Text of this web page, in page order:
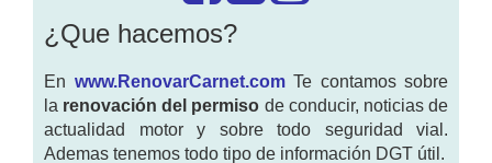
¿Que hacemos?
En www.RenovarCarnet.comTe contamos sobre
la renovación del permiso de conducir, noticias de
actualidad motor y sobre todo seguridad vial.
Ademas tenemos todo tipo de información DGT útil.